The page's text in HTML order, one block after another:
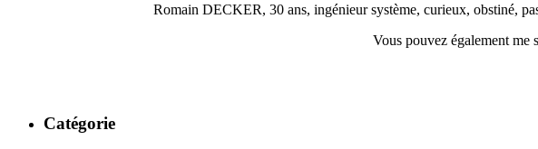
Romain DECKER, 30 ans, ingénieur système, curieux, obstiné,
Vous pouvez également me
Catégorie